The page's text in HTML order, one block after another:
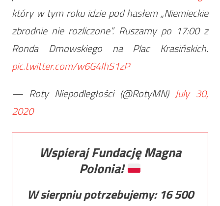
który w tym roku idzie pod hasłem „Niemieckie
zbrodnie nie rozliczone”. Ruszamy po 17:00 z
Ronda Dmowskiego na Plac Krasińskich.
pic.twitter.com/w6G4IhS1zP
— Roty Niepodległości (@RotyMN)July 30,
2020
Wspieraj Fundację Magna
Polonia!
W sierpniu potrzebujemy: 16 500